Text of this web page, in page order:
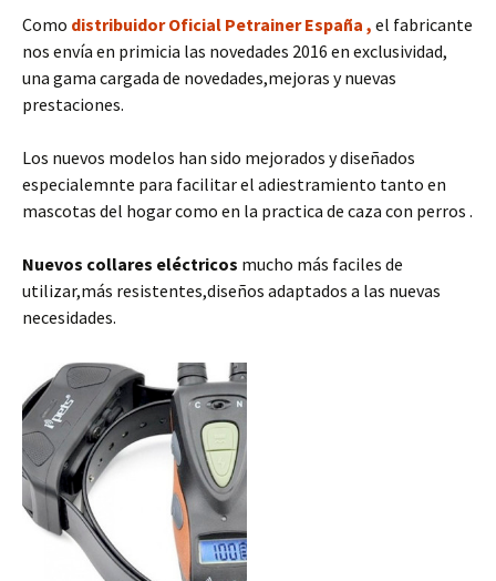
Como distribuidor Oficial Petrainer España , el fabricante
nos envía en primicia las novedades 2016 en exclusividad,
una gama cargada de novedades,mejoras y nuevas
prestaciones.
Los nuevos modelos han sido mejorados y diseñados
especialemnte para facilitar el adiestramiento tanto en
mascotas del hogar como en la practica de caza con perros .
Nuevos collares eléctricos mucho más faciles de
utilizar,más resistentes,diseños adaptados a las nuevas
necesidades.